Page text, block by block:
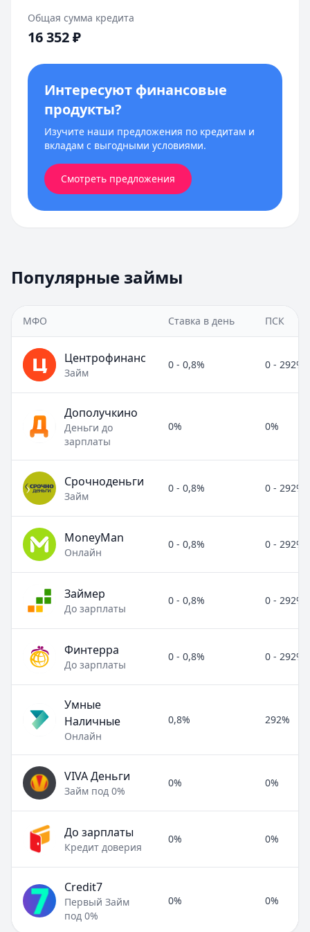
Общая сумма кредита
16 352₽
Интересуют финансовые
продукты?
Изучите наши предложения по кредитам и
вкладам с выгодными условиями.
Смотреть предложения
Популярные займы
МФО Ставка в день ПСК
Центрофинанс
Займ
0 - 0,8% 0 - 292%
Дополучкино
Деньги до
зарплаты
0% 0%
Срочноденьги
Займ
0 - 0,8% 0 - 292%
MoneyMan
Онлайн
0 - 0,8% 0 - 292%
Займер
До зарплаты
0 - 0,8% 0 - 292%
Финтерра
До зарплаты
0 - 0,8% 0 - 292%
Умные
Наличные
Онлайн
0,8% 292%
VIVA Деньги
Займ под 0%
0% 0%
До зарплаты
Кредит доверия
0% 0%
Credit7
Первый Займ
под 0%
0% 0%